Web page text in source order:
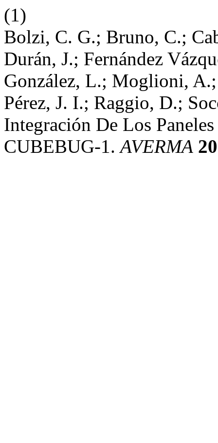
(1)
Bolzi, C. G.; Bruno, C.;
Durán, J.; Fernández
González, L.; Moglioni,
Pérez, J. I.; Raggio, D.;
Integración De Los
CUBEBUG-1.AVERMA